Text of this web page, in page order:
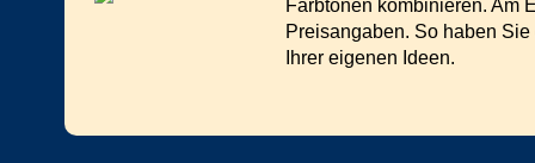
Farbtönen kombinieren. Am
Preisangaben. So haben
Ihrer eigenen Ideen.